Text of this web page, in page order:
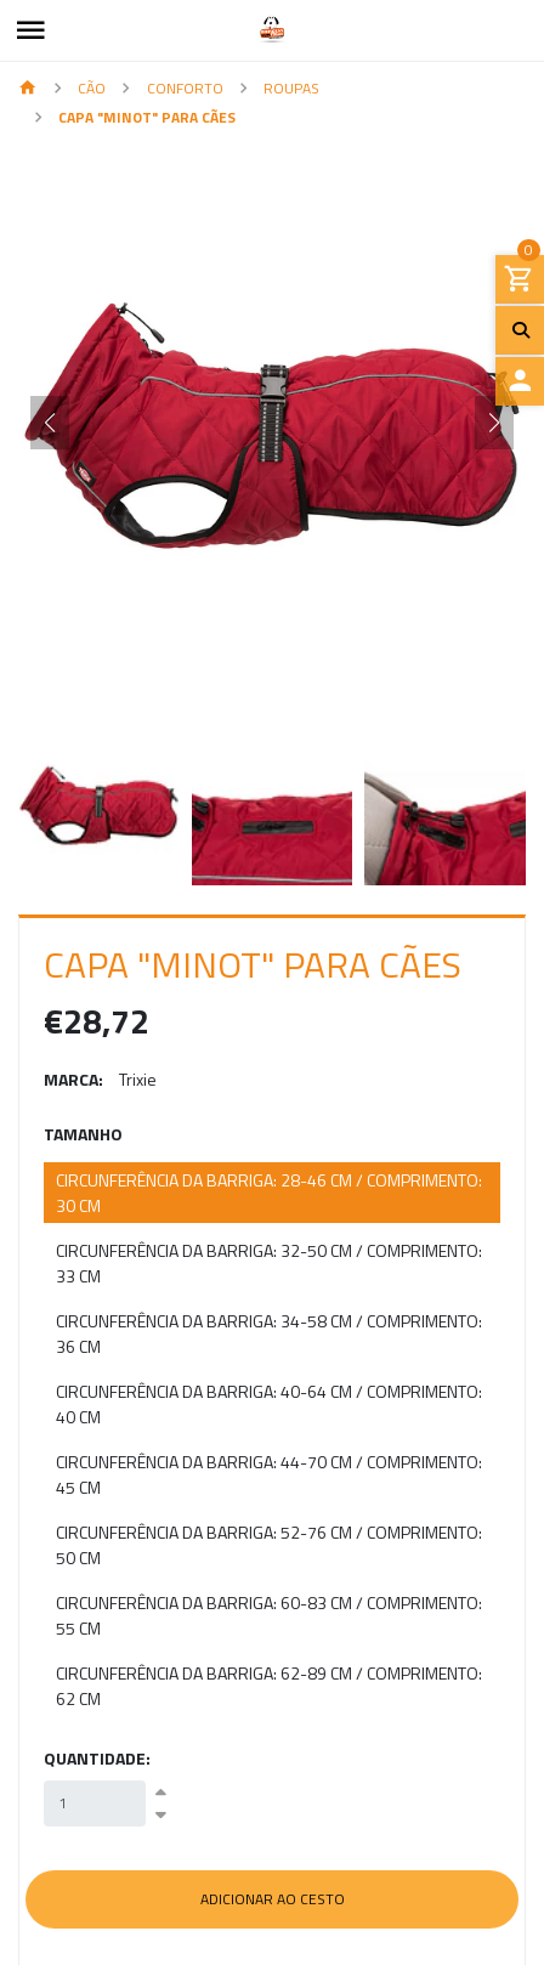
0
I
I
S
O
CÃO CONFORTO
ROUPAS
CAPA "MINOT" PARA CÃES
CAPA "MINOT" PARA CÃES
€28,72
MARCA: Trixie
TAMANHO
CIRCUNFERÊNCIA DA BARRIGA: 28-46 CM / COMPRIMENTO:
30 CM
CIRCUNFERÊNCIA DA BARRIGA: 32-50 CM / COMPRIMENTO:
33 CM
CIRCUNFERÊNCIA DA BARRIGA: 34-58 CM / COMPRIMENTO:
36 CM
CIRCUNFERÊNCIA DA BARRIGA: 40-64 CM / COMPRIMENTO:
40 CM
CIRCUNFERÊNCIA DA BARRIGA: 44-70 CM / COMPRIMENTO:
45 CM
CIRCUNFERÊNCIA DA BARRIGA: 52-76 CM / COMPRIMENTO:
50 CM
CIRCUNFERÊNCIA DA BARRIGA: 60-83 CM / COMPRIMENTO:
55 CM
CIRCUNFERÊNCIA DA BARRIGA: 62-89 CM / COMPRIMENTO:
62 CM
QUANTIDADE: